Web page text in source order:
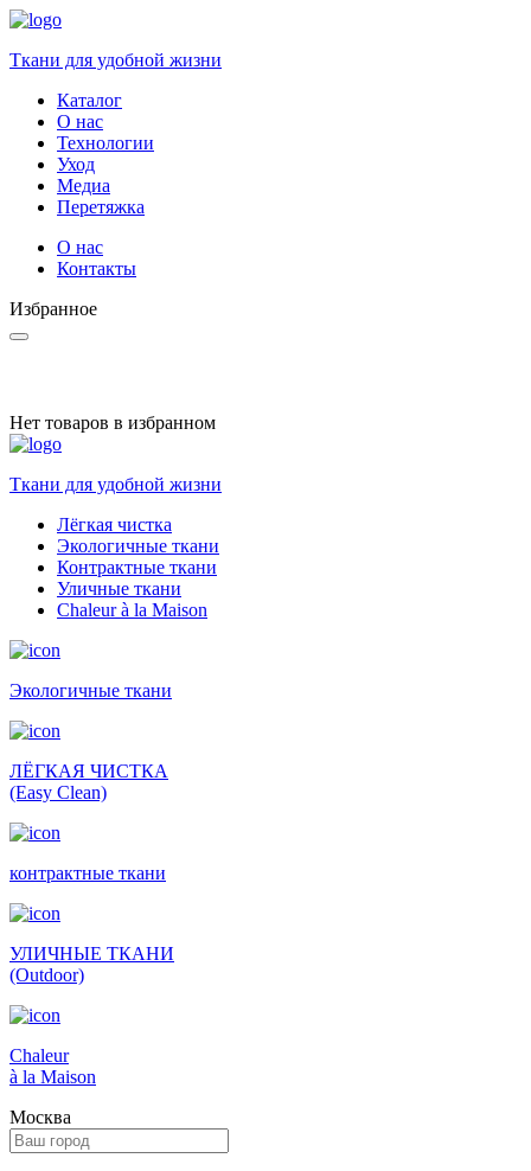
Ткани для удобной жизни
Каталог
О нас
Технологии
Уход
Медиа
Перетяжка
О нас
Контакты
Избранное
Нет товаров в избранном
Ткани для удобной жизни
Лёгкая чистка
Экологичные ткани
Контрактные ткани
Уличные ткани
Сhaleur à la Maison
Экологичные ткани
ЛЁГКАЯ ЧИСТКА
(Easy Clean)
контрактные ткани
УЛИЧНЫЕ ТКАНИ
(Outdoor)
Сhaleur
à la Maison
Москва